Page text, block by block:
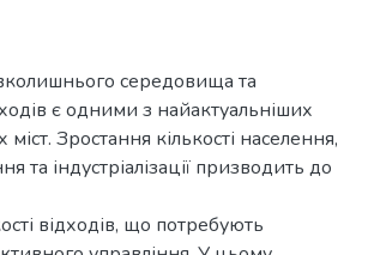
середовища та
є одними з найактуальніших
Зростання кількості населення,
та індустріалізації призводить до
відходів, що потребують